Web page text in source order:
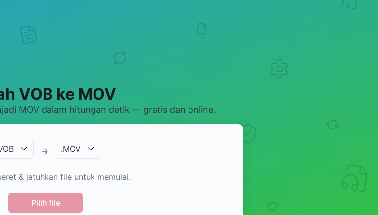
VOB ke MOV
MOV dalam hitungan detik — gratis dan online.
→ .MOV
& jatuhkan file untuk memulai.
Pilih file